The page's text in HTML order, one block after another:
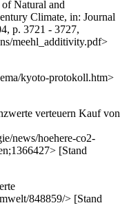
Natural and
Climate, in: Journal
p. 3721 - 3727,
meehl_additivity.pdf>
kyoto-protokoll.htm>
verteuern Kauf von
news/hoehere-co2-
[Stand
848859/> [Stand